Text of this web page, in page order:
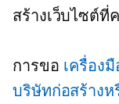
สร้างเว็บไซต์ที่
การขอ เครื่อง
บริษัทก่อสร้างห